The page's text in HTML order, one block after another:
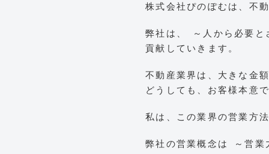
株式会社ぴのぽむは、不
弊社は、
～人から必要
貢献していきます。
不動産業界は、大きな金
どうしても、お客様本意
私は、この業界の営業方
弊社の営業概念は ～営業